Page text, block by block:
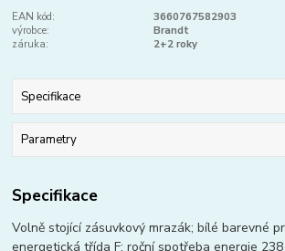
EAN kód:
3660767582903
výrobce:
Brandt
záruka:
2+2 roky
Specifikace
Parametry
Specifikace
Volně stojící zásuvkový mrazák; bílé barevné
energetická třída F; roční spotřeba energie